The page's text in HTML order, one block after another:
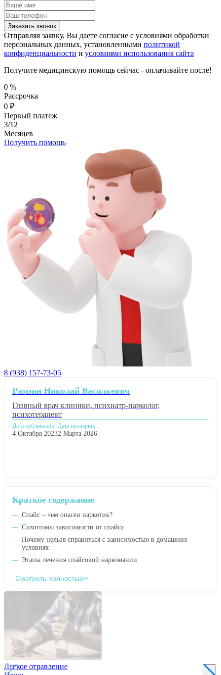
Заказать звонок
Отправляя заявку, Вы даете согласие с условиями обработки
персональных данных, установленными политикой
конфиденциальности и условиями использования сайта
Получите медицинскую помощь сейчас - оплачивайте после!
0 %
Рассрочка
0 ₽
Первый платеж
3/12
Месяцев
Получить помощь
8 (938) 157-73-05
Краткое содержание
Спайс – чем опасен наркотик?
Симптомы зависимости от спайса
Почему нельзя справиться с зависимостью в домашних
условиях
Этапы лечения спайсовой наркомании
Смотреть полностью
Рамзин Николай Васильевич
Главный врач клиники, психиатр-нарколог,
психотерапевт
Дата публикации:
4 Октября 2023
Дата проверки:
2 Марта 2026
Легкое отравление